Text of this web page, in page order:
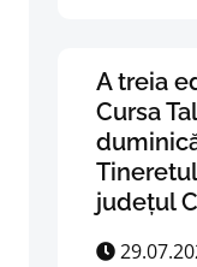
A treia
Cursa
județul